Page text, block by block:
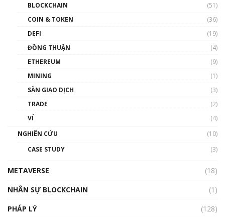
như thể nào?
00:39:31
Phổ cập Blockchain
thống & Crypto qua các cuộc chiến | Phổ cập
01:32:59
BLOCKCHAIN
(51)
COIN & TOKEN
(36)
DEFI
(19)
ĐỒNG THUẬN
(4)
ETHEREUM
(9)
MINING
(1)
SÀN GIAO DỊCH
(3)
TRADE
(2)
VÍ
(4)
NGHIÊN CỨU
(10)
CASE STUDY
(3)
METAVERSE
(18)
NHÂN SỰ BLOCKCHAIN
(1)
PHÁP LÝ
(128)